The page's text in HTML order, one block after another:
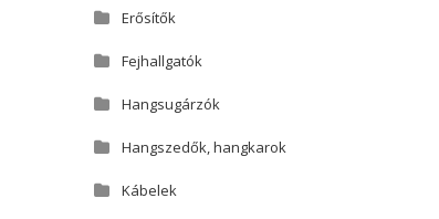
Erősítők
Fejhallgatók
Hangsugárzók
Hangszedők, hangkarok
Kábelek